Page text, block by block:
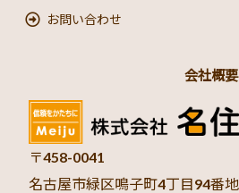
お問い合わせ
会社概要
〒458-0041
名古屋市緑区鳴子町4丁目94番地